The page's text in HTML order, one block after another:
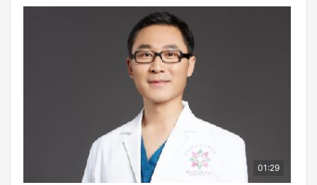
01:29